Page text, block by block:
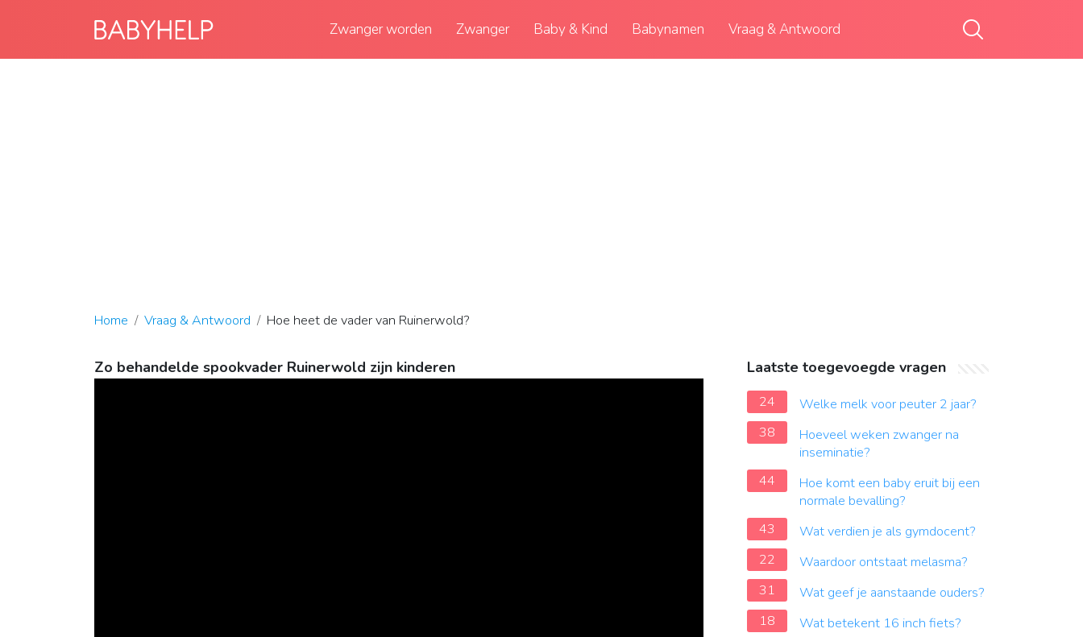
Zwanger worden Zwanger Baby & Kind Babynamen Vraag & Antwoord
Home Vraag & Antwoord Hoe heet de vader van Ruinerwold?
Zo behandelde spookvader Ruinerwold zijn kinderen Laatste toegevoegde vragen
24
Welke melk voor peuter 2 jaar?
38
Hoeveel weken zwanger na
inseminatie?
44
Hoe komt een baby eruit bij een
normale bevalling?
43
Wat verdien je als gymdocent?
22
Waardoor ontstaat melasma?
31
Wat geef je aanstaande ouders?
18
Wat betekent 16 inch fiets?